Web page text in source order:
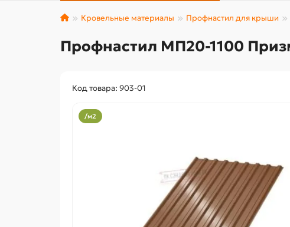
Кровельные материалы Профнастил для крыши
Профнастил МП20-1100
Код товара: 903-01
/м2